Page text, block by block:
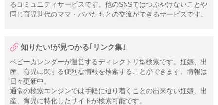
るコミュニティサービスです。他のSNSではつぶやけないことや
同じ育児世代のママ・パパたちとの交流ができるサービスです。
知りたい!が見つかる｢リンク集｣
ベビーカレンダーが運営するディレクトリ型検索です。妊娠、出
産、育児に関する便利な情報を検索することができます。情報は
日々更新中。
通常の検索エンジンでは手軽に辿り着くことの出来ない妊娠、出
産、育児に特化したサイトが検索可能です。